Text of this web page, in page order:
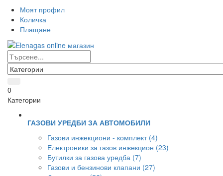
Моят профил
Количка
Плащане
0
Категории
ГАЗОВИ УРЕДБИ ЗА АВТОМОБИЛИ
Газови инжекциони - комплект (4)
Електроники за газов инжекцион (23)
Бутилки за газова уредба (7)
Газови и бензинови клапани (27)